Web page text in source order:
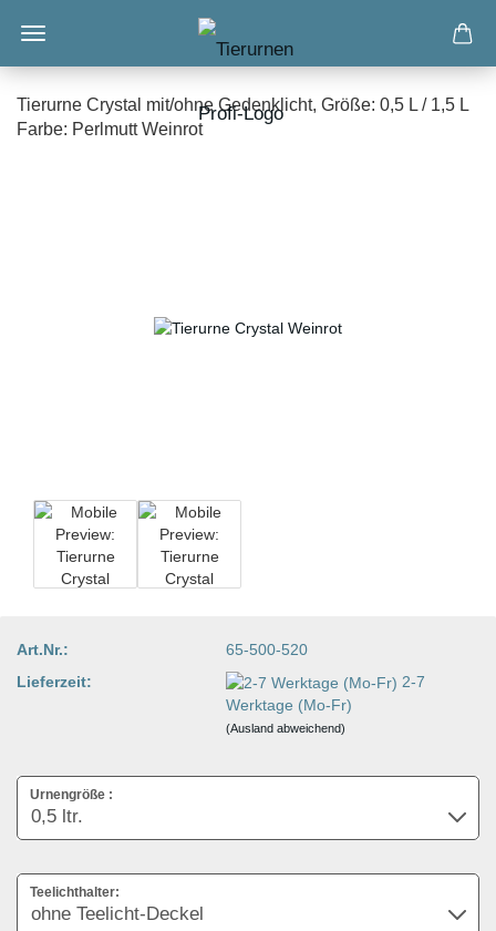
Tierurne Crystal mit/ohne Gedenklicht, Größe: 0,5 L / 1,5 L
Farbe: Perlmutt Weinrot
Art.Nr.:
65-500-520
Lieferzeit:
2-7
Werktage (Mo-Fr)
(Ausland abweichend)
Urnengröße :
Teelichthalter: